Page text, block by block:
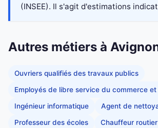
(INSEE). Il s'agit d'estimations
Autres métiers à
Ouvriers qualifiés des travaux publics
Employés de libre service du commerce et
Ingénieur informatique Agent de
Professeur des écoles Chauffeur routier